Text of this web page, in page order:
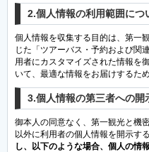
2.個人情報の利用範囲につ
個人情報を収集する目的は、第一
じた「ツアーバス・予約および関
用者にカスタマイズされた情報を
いて、最適な情報をお届けするため
3.個人情報の第三者への開
御本人の同意なく、第一観光と機
以外に利用者の個人情報を開示す
し、以下のような場合、個人の情